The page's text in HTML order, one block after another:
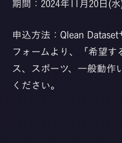
期間： 2024年11月20日(
申込方法： Qlean
フォームより、「希望す
ス、スポーツ、一般動作
ください。